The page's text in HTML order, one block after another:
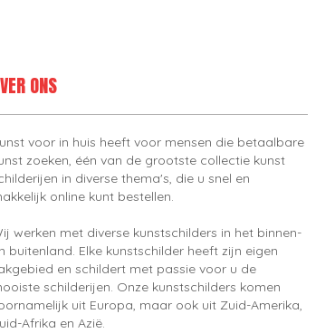
ONS
voor in huis heeft voor mensen die betaalbare
zoeken, één van de grootste collectie kunst
in diverse thema's, die u snel en
online kunt bestellen.
werken met diverse kunstschilders in het binnen-
buitenland. Elke kunstschilder heeft zijn eigen
en schildert met passie voor u de
schilderijen. Onze kunstschilders komen
uit Europa, maar ook uit Zuid-Amerika,
Afrika en Azië.